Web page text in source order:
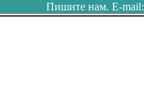
Пишите нам. E-